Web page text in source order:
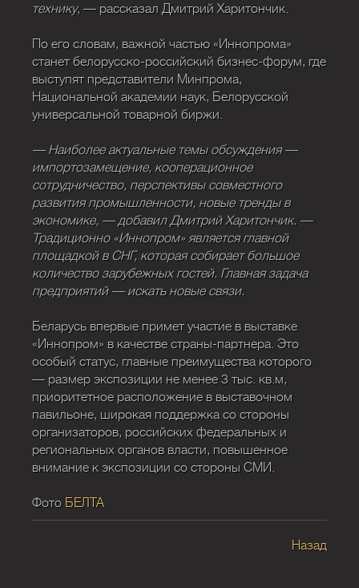
технику, — рассказал Дмитрий Харитончик.
По его словам, важной частью «Иннопрома»
станет белорусско-российский бизнес-форум, где
выступят представители Минпрома,
Национальной академии наук, Белорусской
универсальной товарной биржи.
— Наиболее актуальные темы обсуждения —
импортозамещение, кооперационное
сотрудничество, перспективы совместного
развития промышленности, новые тренды в
экономике, — добавил Дмитрий Харитончик. —
Традиционно «Иннопром» является главной
площадкой в СНГ, которая собирает большое
количество зарубежных гостей. Главная задача
предприятий — искать новые связи.
Беларусь впервые примет участие в выставке
«Иннопром» в качестве страны-партнера. Это
особый статус, главные преимущества которого
— размер экспозиции не менее 3 тыс. кв.м,
приоритетное расположение в выставочном
павильоне, широкая поддержка со стороны
организаторов, российских федеральных и
региональных органов власти, повышенное
внимание к экспозиции со стороны СМИ.
Фото БЕЛТА
Назад